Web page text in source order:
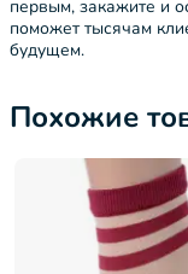
первым, закажите и
поможет тысячам
будущем.
Похожие